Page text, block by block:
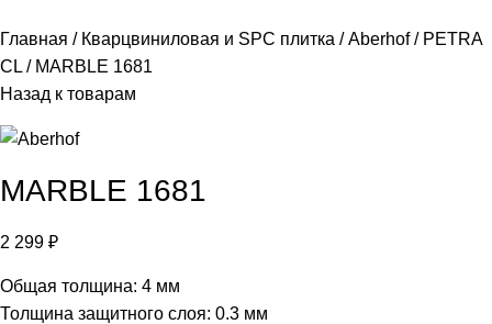
Главная Кварцвиниловая и SPC плитка Aberhof
PETRA
CL
MARBLE 1681
Назад к товарам
MARBLE 1681
2 299 ₽
Общая толщина: 4 мм
Толщина защитного слоя: 0.3 мм